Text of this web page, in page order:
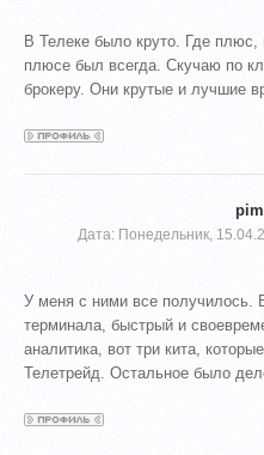
В Телеке было круто. Где
плюсе был всегда. Скучаю по
брокеру. Они крутые и лучшие
Дата: Понедельник,
У меня с ними все получилось.
терминала, быстрый и
аналитика, вот три кита,
Телетрейд. Остальное было